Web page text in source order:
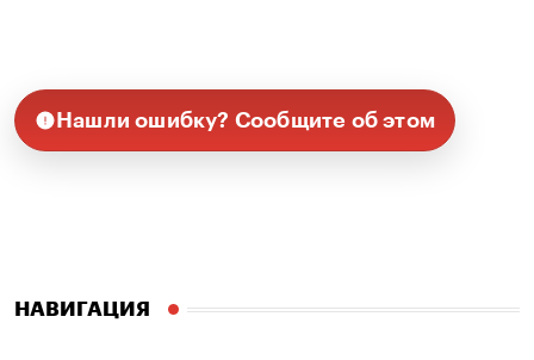
Нашли ошибку? Сообщите об этом
НАВИГАЦИЯ